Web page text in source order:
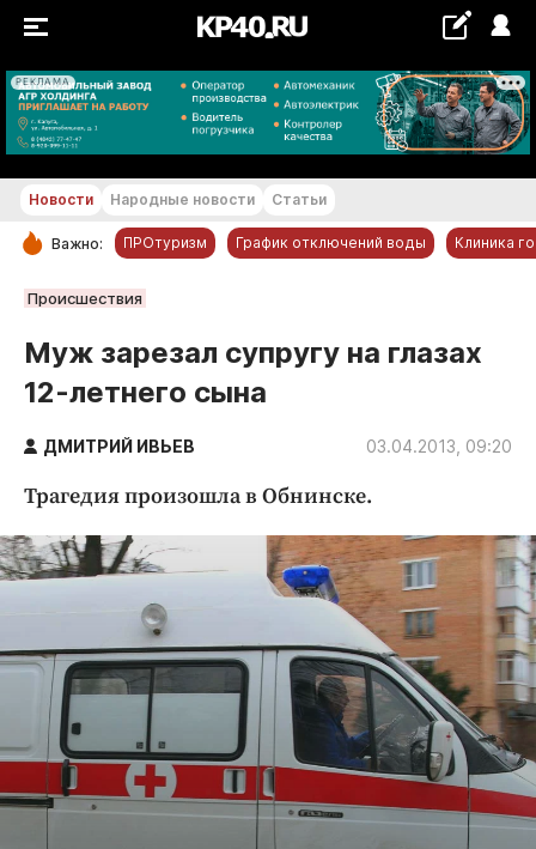
РЕКЛАМА
+21...+22 °С
РУБРИКИ
Новости компаний
Статьи
Народные новости
Благоустройство
Криминал
Недвижимость и ЖКХ
Образование
Общество
Погода
Праздники
Происшествия
Новости Народные новости Статьи
Важно: ПРОтуризм График отключений воды Клиника
Происшествия
Муж зарезал супругу на глазах
12-летнего сына
ДМИТРИЙ ИВЬЕВ 03.04.2013, 09:20
Трагедия произошла в Обнинске.